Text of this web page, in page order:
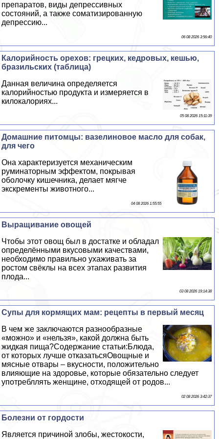
препаратов, виды депрессивных
состояний, а также соматизированную
депрессию...
06 08 2026 3:56:40
Калорийность орехов: грецких, кедровых, кешью,
бразильских (таблица)
Данная величина определяется
калорийностью продукта и измеряется в
килокалориях...
05 08 2026 15:11:39
Домашние питомцы: вазелиновое масло для собак,
для чего
Она хаpaктеризуется механическим
руминаторным эффектом, покрывая
оболочку кишечника, делает мягче
экскременты животного...
04 08 2026 1:55:55
Выращивание овощей
Чтобы этот овощ был в достатке и обладал
определёнными вкусовыми качествами,
необходимо правильно ухаживать за
ростом свёклы на всех этапах развития
плода...
03 08 2026 19:14:38
Супы для кормящих мам: рецепты в первый месяц
В чем же заключаются разнообразные
«можно» и «нельзя», какой должна быть
жидкая пища?Содержание статьи:Блюда,
от которых лучше отказатьсяОвощные и
мясные отвары – вкусности, положительно
влияющие на здоровье, которые обязательно следует
употрeбллять женщине, отходящей от родов...
02 08 2026 3:42:37
Болезни от гордости
Является причиной злобы, жестокости,